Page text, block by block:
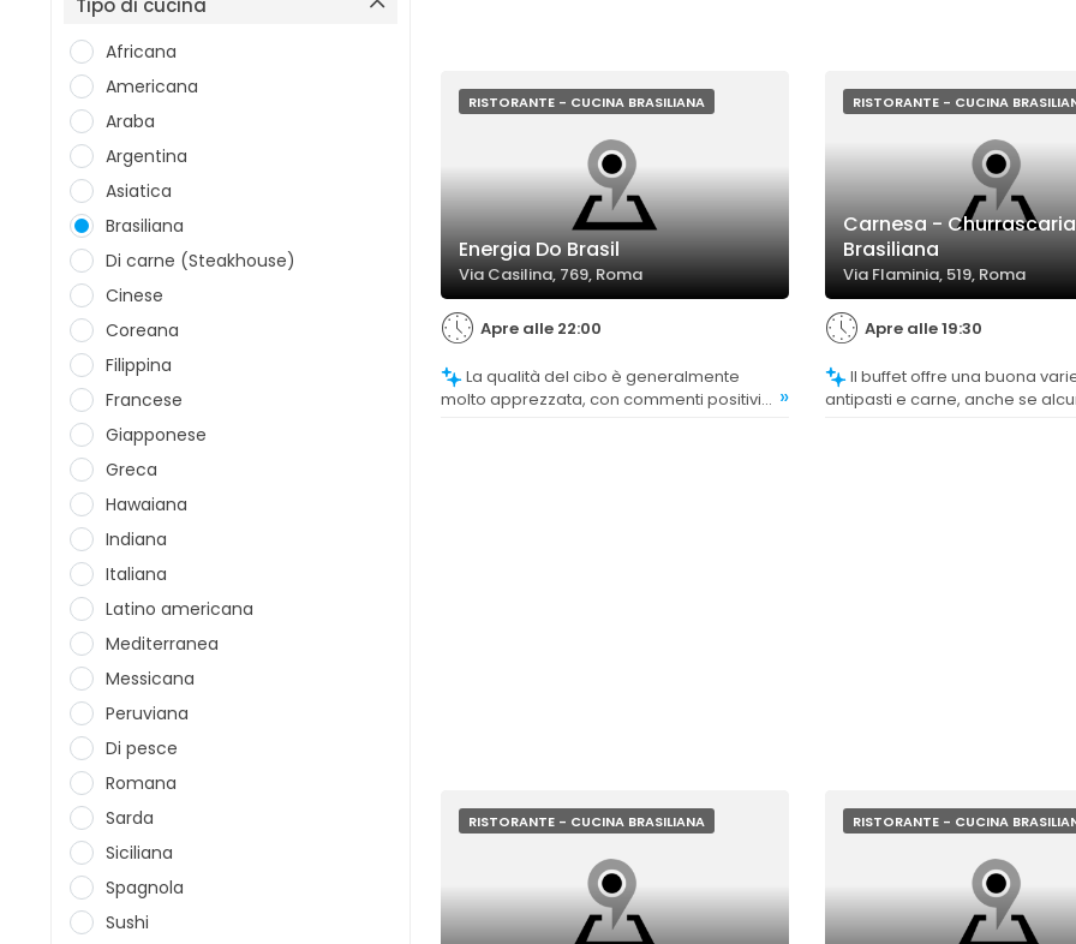
Tipo di cucina
Africana
Americana
Araba
Argentina
Asiatica
Brasiliana
Di carne (Steakhouse)
Cinese
Coreana
Filippina
Francese
Giapponese
Greca
Hawaiana
Indiana
Italiana
Latino americana
Mediterranea
Messicana
Peruviana
Di pesce
Romana
Sarda
Siciliana
Spagnola
Sushi
RISTORANTE - CUCINA BRASILIANA
Energia Do Brasil
Via Casilina, 769, Roma
Apre alle 22:00
molto apprezzata, con commenti positivi
»
RISTORANTE - CUCINA
Carnesa - Churrascaria
Brasiliana
Via Flaminia, 519, Roma
Apre alle 19:30
Il buffet offre una buona varietà di
antipasti e carne, anche se
RISTORANTE - CUCINA BRASILIANA RISTORANTE - CUCINA